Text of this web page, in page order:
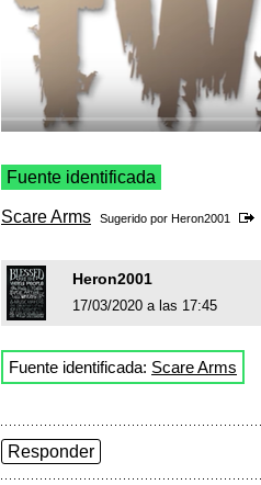
Fuente identificada
Scare Arms Sugerido por Heron2001
Heron2001
17/03/2020 a las 17:45
Fuente identificada: Scare Arms
Responder